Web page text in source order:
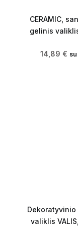
CERAMIC,
gelinis
14,89 € su
Dekoratyvinio
valiklis